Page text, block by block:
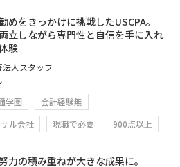
めをきっかけに挑戦したUSCPA。
立しながら専門性と自信を手に入れ
験
法人スタッフ
学圏
会計経験無
ル会社
現職で必要 900点以上
力の積み重ねが大きな成果に。